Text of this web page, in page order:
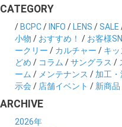
CATEGORY
/ BCPC/ INFO / LENS /SALE
小物 / おすすめ！ / お客様
ークリー / カルチャー / キッ
どめ / コラム /サングラス /
ーム / メンテナンス / 加工
示会 / 店舗イベント / 新商品
ARCHIVE
2026年